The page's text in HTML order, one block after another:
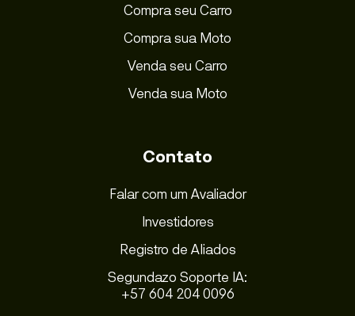
Compra seu Carro
Compra sua Moto
Venda seu Carro
Venda sua Moto
Contato
Falar com um Avaliador
Investidores
Registro de Aliados
Segundazo Soporte IA:
+57 604 204 0096